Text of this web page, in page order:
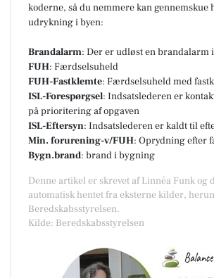
koderne, så du nemmere kan gennemskue
udrykning i byen:
Brandalarm: Der er udløst en brandalarm
FUH: Færdselsuheld
FUH-Fastklemte: Færdselsuheld med
ISL-Forespørgsel: Indsatslederen er
på prioritering af opgaven
ISL-Eftersyn: Indsatslederen er kaldt til
Min. forurening-v/FUH: Oprydning efter
Bygn.brand: brand i bygning
Denne artikel er skrevet af Linnéa Funk og
automatisk hentet fra eksterne kilder,
Beredskabsstyrelsen.
Kilde: Beredskabsstyrelsen